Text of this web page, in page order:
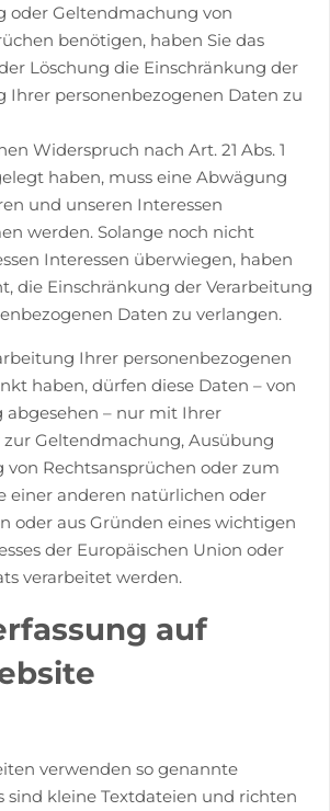
oder Geltendmachung von
benötigen, haben Sie das
Löschung die Einschränkung der
Ihrer personenbezogenen Daten zu
Widerspruch nach Art. 21 Abs. 1
haben, muss eine Abwägung
und unseren Interessen
werden. Solange noch nicht
Interessen überwiegen, haben
die Einschränkung der Verarbeitung
Daten zu verlangen.
Ihrer personenbezogenen
haben, dürfen diese Daten – von
abgesehen – nur mit Ihrer
Geltendmachung, Ausübung
von Rechtsansprüchen oder zum
einer anderen natürlichen oder
oder aus Gründen eines wichtigen
der Europäischen Union oder
verarbeitet werden.
auf
verwenden so genannte
sind kleine Textdateien und richten